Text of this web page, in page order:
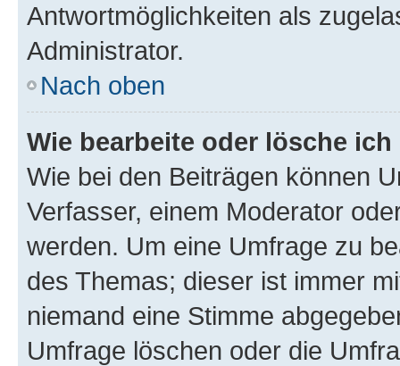
Antwortmöglichkeiten als
Administrator.
Nach oben
Wie bearbeite oder lösche
Wie bei den Beiträgen können
Verfasser, einem Moderator
werden. Um eine Umfrage zu
des Themas; dieser ist immer
niemand eine Stimme
Umfrage löschen oder die